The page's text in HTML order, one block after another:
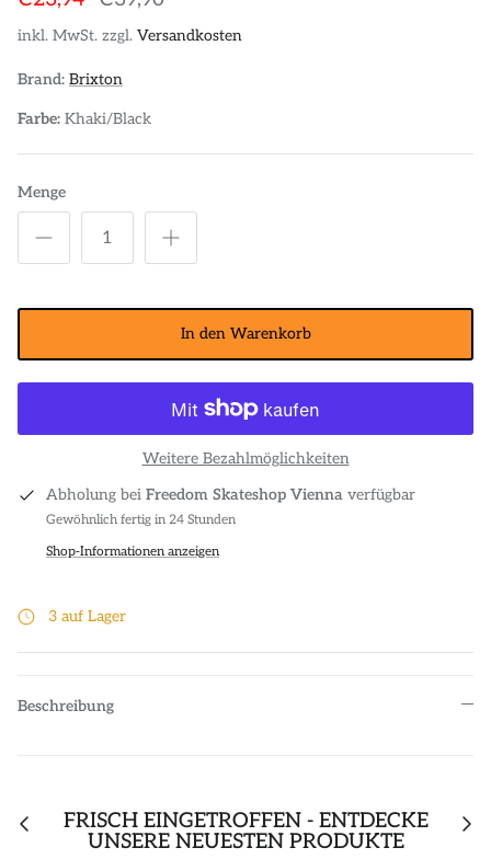
POLOS
STICKER
DIVERSE ACCESSORIES
inkl. MwSt. zzgl. Versandkosten
Brand: Brixton
Farbe: Khaki/Black
Menge
In den Warenkorb
Weitere Bezahlmöglichkeiten
Abholung bei Freedom Skateshop Vienna verfügbar
Gewöhnlich fertig in 24 Stunden
Shop-Informationen anzeigen
3 auf Lager
Beschreibung
FRISCH EINGETROFFEN - ENTDECKE
UNSERE NEUESTEN PRODUKTE